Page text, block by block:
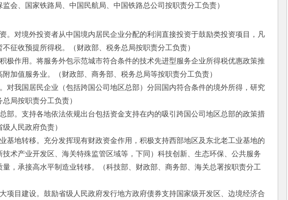
会、国家铁路局、中国民航局、中国铁路总公司按职责分工负责）
。对境外投资者从中国境内居民企业分配的利润直接投资于鼓励类投资项目，凡
征收预提所得税。（财政部、税务总局按职责分工负责）
极作用。将服务外包示范城市符合条件的技术先进型服务企业所得税优惠政策推
加值服务业。（财政部、商务部、税务总局等按职责分工负责）
对我国居民企业（包括跨国公司地区总部）分回国内符合条件的境外所得，研究
局按职责分工负责）
部。支持各地依法依规出台包括资金支持在内的吸引跨国公司地区总部的政策措
人民政府负责）
基地转移。充分发挥现有财政资金作用，积极支持西部地区及东北老工业基地的
术产业开发区、海关特殊监管区域等，下同）科技创新、生态环保、公共服务
，承接高水平制造业转移。（科技部、财政部、商务部、海关总署按职责分工
项目建设。鼓励省级人民政府发行地方政府债券支持国家级开发区、边境经济合